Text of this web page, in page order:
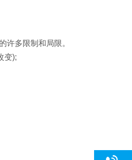
许多限制和局限。
变);